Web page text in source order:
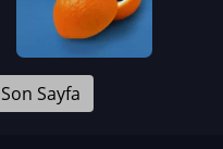
Son Sayfa